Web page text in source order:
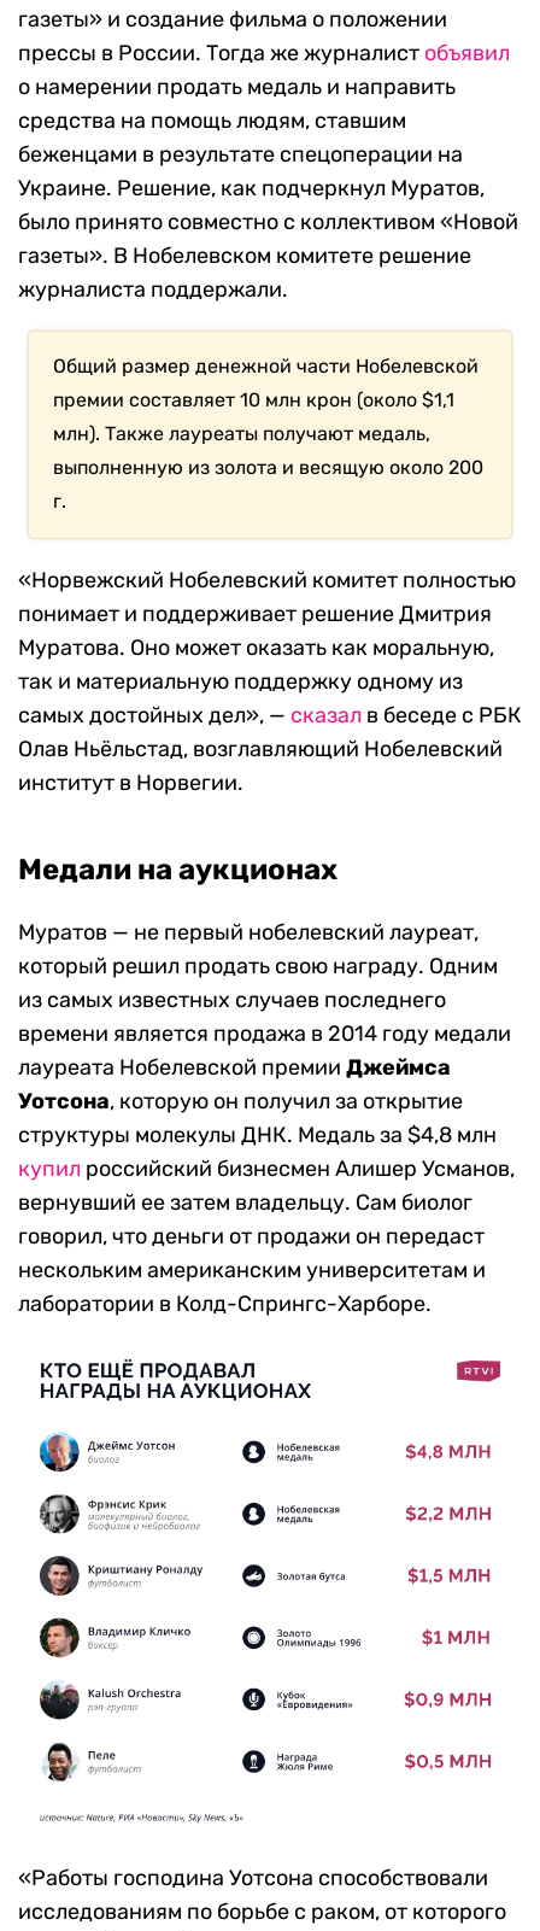
газеты» и создание фильма о положении
прессы в России. Тогда же журналист объявил
о намерении продать медаль и направить
средства на помощь людям, ставшим
беженцами в результате спецоперации на
Украине. Решение, как подчеркнул Муратов,
было принято совместно с коллективом «Новой
газеты». В Нобелевском комитете решение
журналиста поддержали.
Общий размер денежной части Нобелевской
премии составляет 10 млн крон (около $1,1
млн). Также лауреаты получают медаль,
выполненную из золота и весящую около 200
г.
«Норвежский Нобелевский комитет полностью
понимает и поддерживает решение Дмитрия
Муратова. Оно может оказать как моральную,
так и материальную поддержку одному из
самых достойных дел», — сказал в беседе с РБК
Олав Ньёльстад, возглавляющий Нобелевский
институт в Норвегии.
Медали на аукционах
Муратов — не первый нобелевский лауреат,
который решил продать свою награду. Одним
из самых известных случаев последнего
времени является продажа в 2014 году медали
лауреата Нобелевской премии Джеймса
Уотсона, которую он получил за открытие
структуры молекулы ДНК. Медаль за $4,8 млн
купил российский бизнесмен Алишер Усманов,
вернувший ее затем владельцу. Сам биолог
говорил, что деньги от продажи он передаст
нескольким американским университетам и
лаборатории в Колд-Спрингс-Харборе.
«Работы господина Уотсона способствовали
исследованиям по борьбе с раком, от которого